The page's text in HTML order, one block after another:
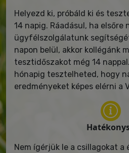
Helyezd ki, próbáld ki és
14 napig. Ráadásul, ha elsőre
ügyfélszolgálatunk
napon belül, akkor kollégánk
tesztidőszakot még 14
hónapig tesztelheted, hogy
eredményeket képes elérni a
Nem ígérjük le a csillagokat a